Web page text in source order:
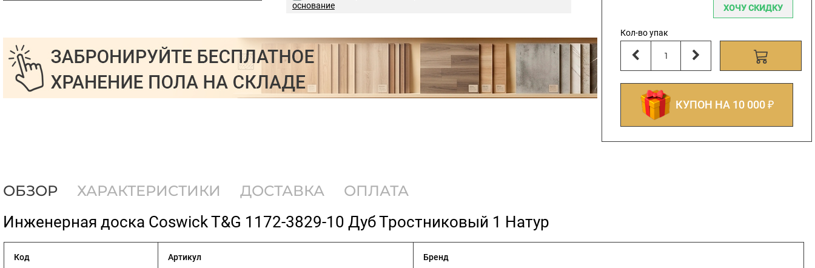
ХОЧУ СКИДКУ
Кол-во упак
КУПОН НА 10 000 ₽
основание
ОБЗОР ХАРАКТЕРИСТИКИ ДОСТАВКА ОПЛАТА
​Инженерная доска Coswick T&G 1172-3829-10 Дуб Тростниковый 1 Натур
Код Артикул Бренд